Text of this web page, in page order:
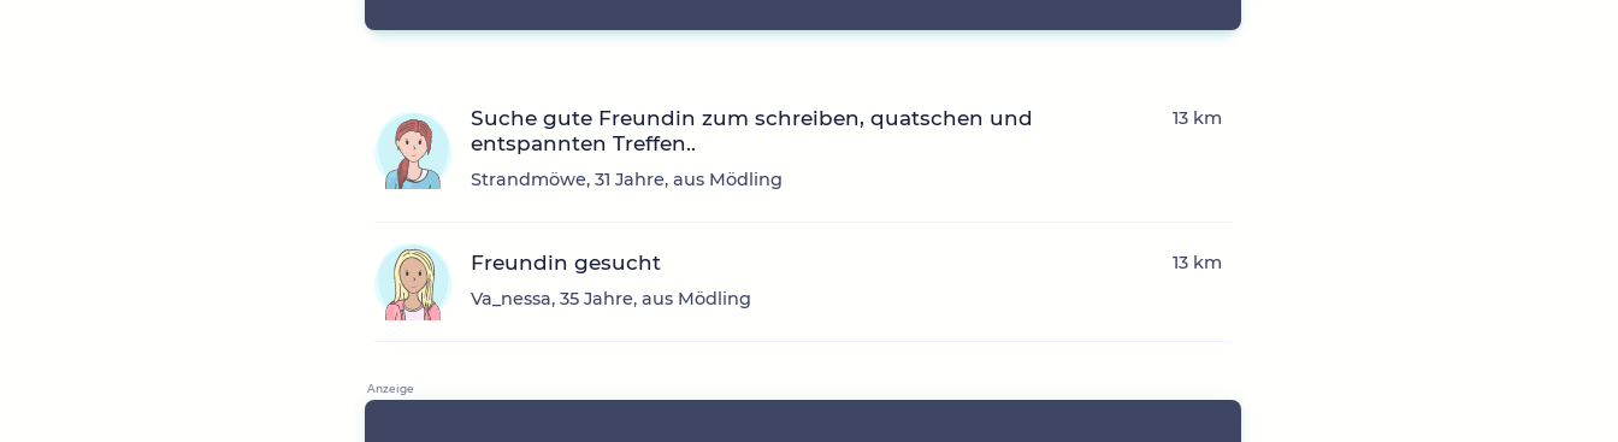
Suche gute Freundin zum schreiben, quatschen und
entspannten Treffen..
Strandmöwe, 31 Jahre, aus Mödling
13 km
Freundin gesucht
Va_nessa, 35 Jahre, aus Mödling
13 km